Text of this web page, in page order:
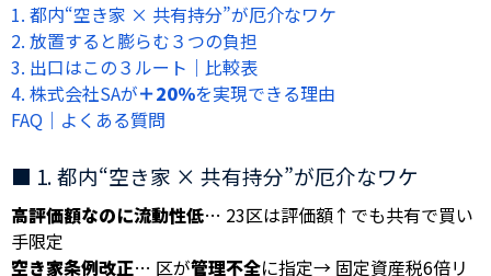
1. 都内“空き家 × 共有持分”が厄介なワケ
2. 放置すると膨らむ３つの負担
3. 出口はこの３ルート｜比較表
4. 株式会社SAが＋20％を実現できる理由
FAQ｜よくある質問
■ 1. 都内“空き家 × 共有持分”が厄介なワケ
高評価額なのに流動性低… 23区は評価額↑でも共有で買い
手限定
空き家条例改正… 区が管理不全に指定→ 固定資産税6倍リ